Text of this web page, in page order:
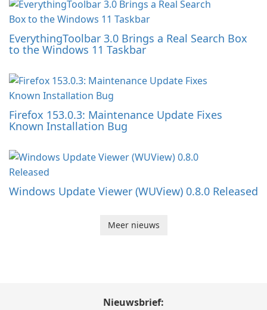
EverythingToolbar 3.0 Brings a Real Search Box
to the Windows 11 Taskbar
Firefox 153.0.3: Maintenance Update Fixes
Known Installation Bug
Windows Update Viewer (WUView) 0.8.0 Released
Meer nieuws
Nieuwsbrief: